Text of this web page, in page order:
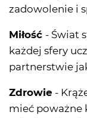
zadowolenie i
Miłość - Świat
każdej sfery
partnerstwie
Zdrowie -
mieć poważne